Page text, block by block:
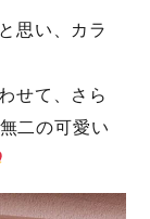
思い、カラ
せて、さら
二の可愛い